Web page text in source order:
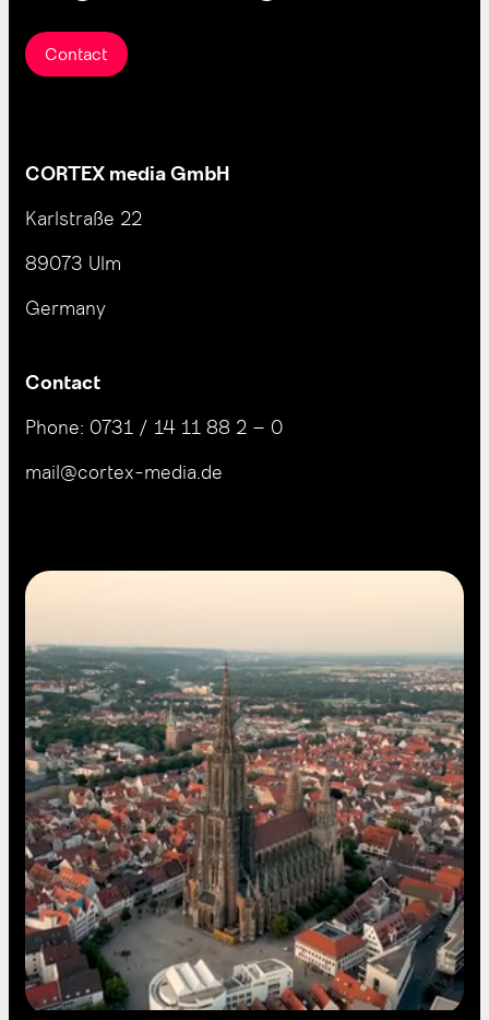
Contact
CORTEX media GmbH
Karlstraße 22
89073 Ulm
Germany
Contact
Phone: 0731 / 14 11 88 2 – 0
mail@cortex-media.de